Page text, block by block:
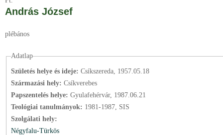
András József
plébános
Adatlap
Születés helye és ideje: Csíkszereda, 1957.05.18
Származási hely: Csíkverebes
Papszentelés helye: Gyulafehérvár, 1987.06.21
Teológiai tanulmányok: 1981-1987, SIS
Szolgálati hely:
Négyfalu-Türkös